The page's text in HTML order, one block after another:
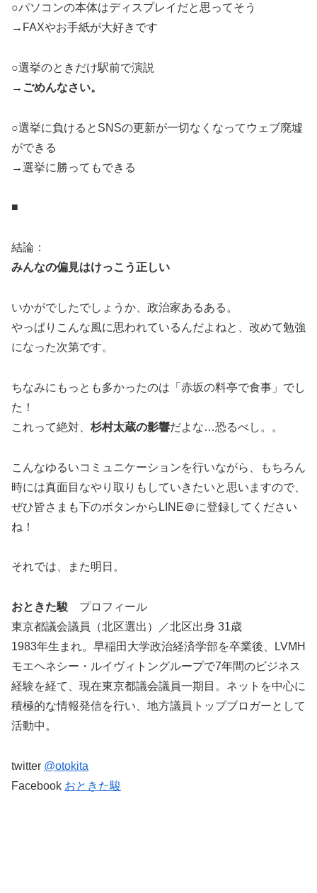
○パソコンの本体はディスプレイだと思ってそう
→FAXやお手紙が大好きです
○選挙のときだけ駅前で演説
→ ごめんなさい。
○選挙に負けるとSNSの更新が一切なくなってウェブ廃墟
ができる
→選挙に勝ってもできる
■
結論：
みんなの偏見はけっこう正しい
いかがでしたでしょうか、政治家あるある。
やっぱりこんな風に思われているんだよねと、改めて勉強
になった次第です。
ちなみにもっとも多かったのは「赤坂の料亭で食事」でし
た！
これって絶対、 杉村太蔵の影響だよな…恐るべし。。
こんなゆるいコミュニケーションを行いながら、もちろん
時には真面目なやり取りもしていきたいと思いますので、
ぜひ皆さまも下のボタンからLINE＠に登録してください
ね！
それでは、また明日。
おときた駿 プロフィール
東京都議会議員（北区選出）／北区出身 31歳
1983年生まれ。早稲田大学政治経済学部を卒業後、LVMH
モエヘネシー・ルイヴィトングループで7年間のビジネス
経験を経て、現在東京都議会議員一期目。ネットを中心に
積極的な情報発信を行い、地方議員トップブロガーとして
活動中。
twitter @otokita
Facebook おときた駿